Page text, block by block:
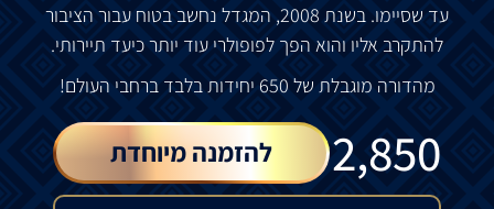
עד שסיימו. בשנת המגדל נחשב בטוח עבור הציבור
להתקרב אליו והוא הפך לפופולרי עוד יותרכיעד תיירותי.
מהדורה מוגבלת של יחידותבלבד ברחבי העולם!
2,850
₪ להזמנה מיוחדת